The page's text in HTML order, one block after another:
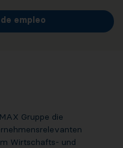
empleo
Gruppe die
Wirtschafts- und